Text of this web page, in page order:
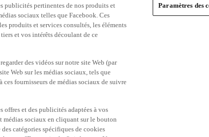
publicités pertinentes de nos produits et
sociaux telles que Facebook. Ces
produits et services consultés, les éléments
et vos intérêts découlant de ce
des vidéos sur notre site Web (par
Web sur les médias sociaux, tels que
fournisseurs de médias sociaux de suivre
et des publicités adaptées à vos
médias sociaux en cliquant sur le bouton
catégories spécifiques de cookies
Paramètres des